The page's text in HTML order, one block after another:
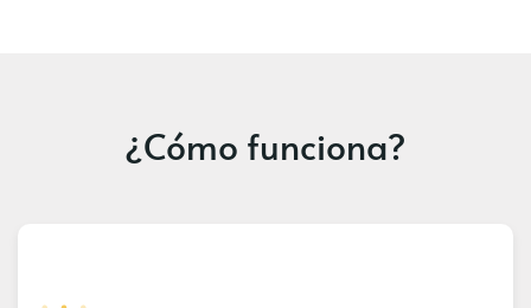
¿Cómo funciona?